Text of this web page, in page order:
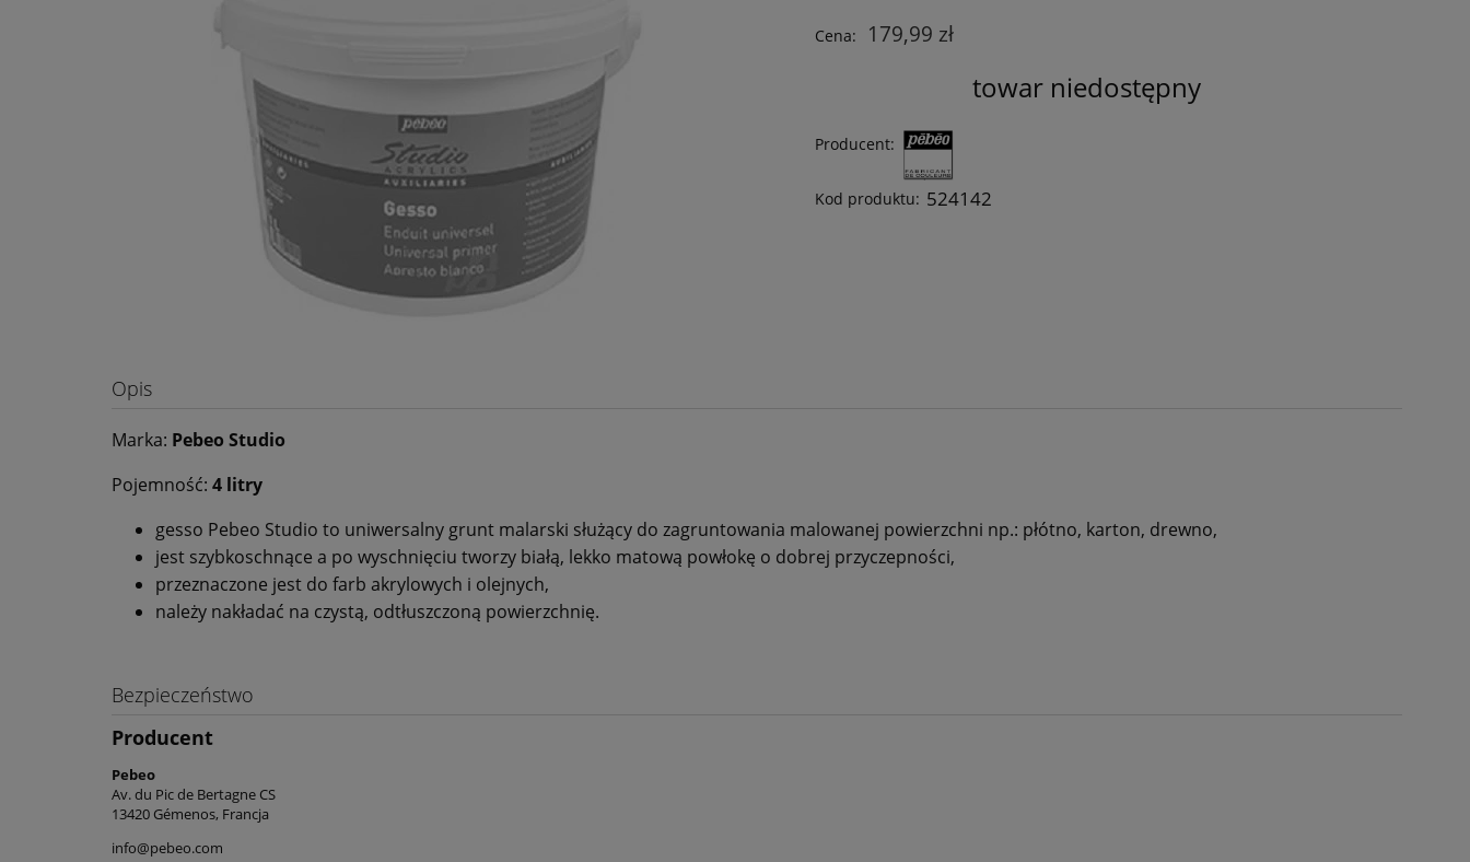
Cena: 179,99 zł
towar niedostępny
Producent:
Kod produktu: 524142
Opis
Marka: Pebeo Studio
Pojemność: 4 litry
gesso Pebeo Studio to uniwersalny grunt malarski służący do zagruntowania malowanej powierzchni np.: płótno, karton, drewno,
jest szybkoschnące a po wyschnięciu tworzy białą, lekko matową powłokę o dobrej przyczepności,
przeznaczone jest do farb akrylowych i olejnych,
należy nakładać na czystą, odtłuszczoną powierzchnię.
Bezpieczeństwo
Producent
Pebeo
Av. du Pic de Bertagne CS
13420 Gémenos, Francja
info@pebeo.com